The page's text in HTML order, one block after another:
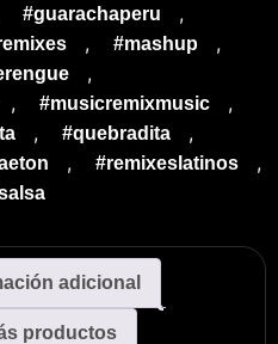
#guarachaperu ,
, #mashup ,
,
, #musicremixmusic ,
, #quebradita ,
, #remixeslatinos ,
adicional
productos